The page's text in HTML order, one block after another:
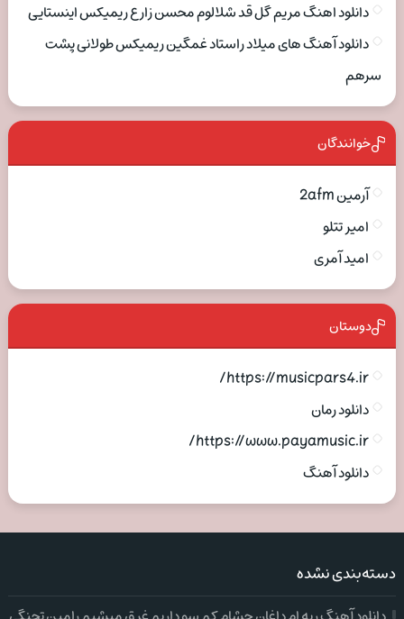
دانلود اهنگ مریم گل قد شلالوم محسن زارع ریمیکس اینستایی
دانلود آهنگ های میلاد راستاد غمگین ریمیکس طولانی پشت
سرهم
خوانندگان
آرمین 2afm
امیر تتلو
امید آمری
دوستان
https://musicpars4.ir/
دانلود رمان
https://www.payamusic.ir/
دانلود آهنگ
دسته‌بندی نشده